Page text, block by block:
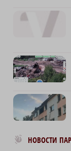
НОВОСТИ
Новости